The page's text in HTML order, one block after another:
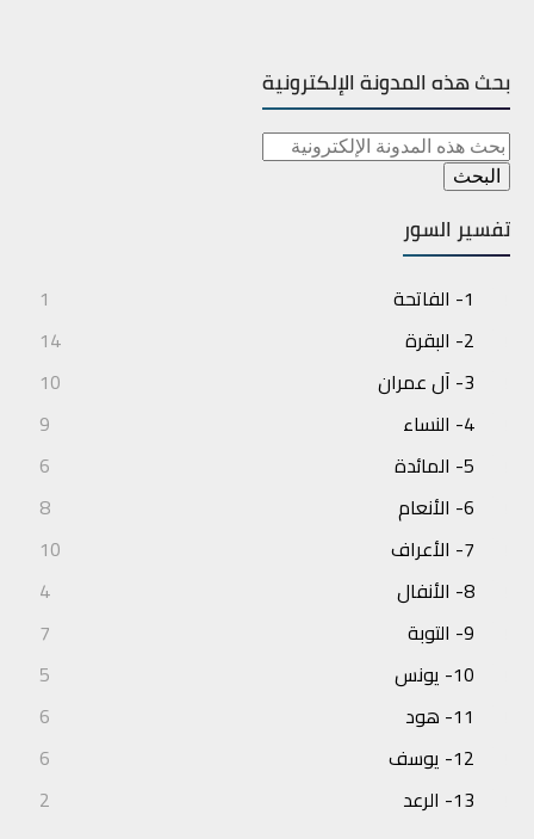
بحث هذه المدونة الإلكترونية
تفسير السور
1- الفاتحة
1
2- البقرة
14
3- آل عمران
10
4- النساء
9
5- المائدة
6
6- الأنعام
8
7- الأعراف
10
8- الأنفال
4
9- التوبة
7
10- يونس
5
11- هود
6
12- يوسف
6
13- الرعد
2